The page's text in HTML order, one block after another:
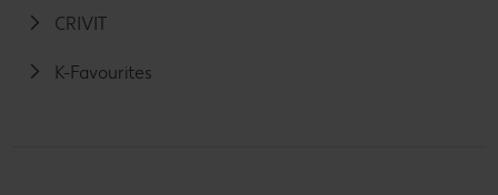
CRIVIT
K-Favourites